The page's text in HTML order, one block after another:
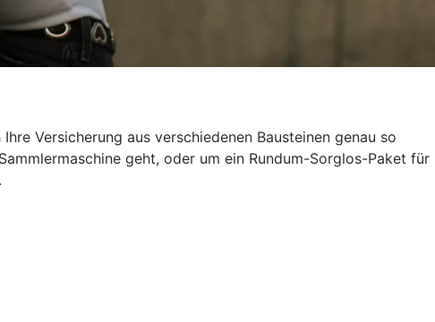
Versicherung aus verschiedenen Bausteinen genau so
geht, oder um ein Rundum-Sorglos-Paket für